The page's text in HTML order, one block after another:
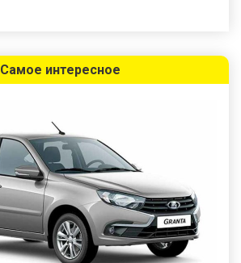
Самое интересное